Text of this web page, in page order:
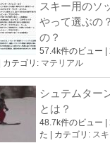
スキー用のソ
やって選ぶの
の？
57.4k件のビュー
カテゴリ: マテリアル
シュテムター
とは？
48.7k件のビュー
た
カテゴリ: ス